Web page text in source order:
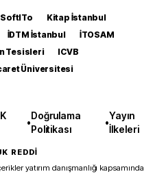
SoftITo
Kitap İstanbul
İDTM İstanbul
İTOSAM
Tesisleri
ICVB
Üniversitesi
•
Doğrulama
Politikası
•
Yayın
İlkeleri
REDDİ
yatırım danışmanlığı kapsamında